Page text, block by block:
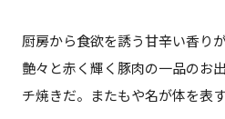
厨房から食欲を誘う甘辛い香り
艶々と赤く輝く豚肉の一品のお
チ焼きだ。またもや名が体を表す